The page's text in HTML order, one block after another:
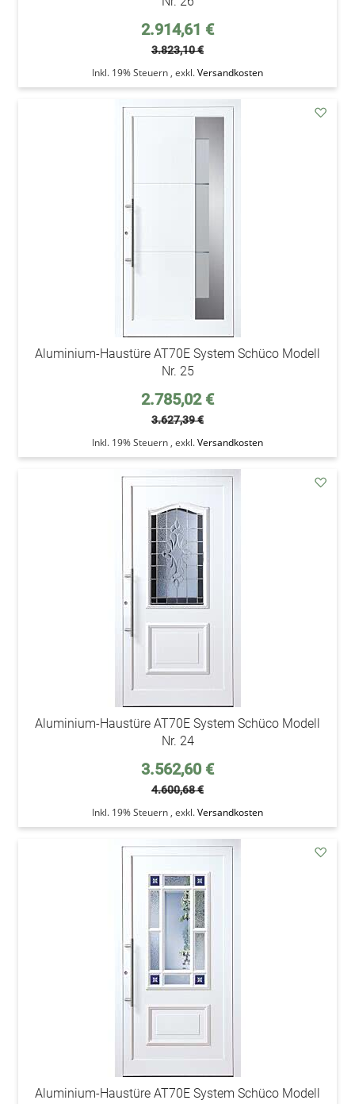
Sonderpreis
2.914,61 €
3.823,10 €
Inkl. 19% Steuern , exkl.Versandkosten
Aluminium-Haustüre AT70E System Schüco Modell
Nr. 25
Sonderpreis
2.785,02 €
3.627,39 €
Inkl. 19% Steuern , exkl.Versandkosten
Aluminium-Haustüre AT70E System Schüco Modell
Nr. 24
Sonderpreis
3.562,60 €
4.600,68 €
Inkl. 19% Steuern , exkl.Versandkosten
Aluminium-Haustüre AT70E System Schüco Modell